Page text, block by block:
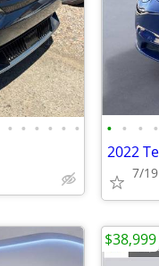
• • • • • • • • • •
7/19
$38,999